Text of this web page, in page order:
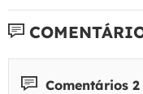
Comentários 2